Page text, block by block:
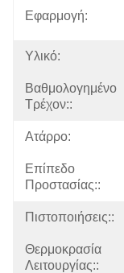
Εφαρμογή:
Υλικό:
Βαθμολογημένο
Τρέχον::
Ατάρρο:
Επίπεδο
Προστασίας::
Πιστοποιήσεις::
Θερμοκρασία
Λειτουργίας::